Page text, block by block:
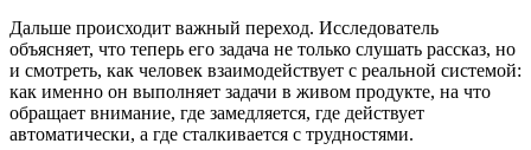
Дальше происходит важный переход. Исследователь
объясняет, что теперь его задача не только слушать рассказ, но
и смотреть, как человек взаимодействует с реальной системой:
как именно он выполняет задачи в живом продукте, на что
обращает внимание, где замедляется, где действует
автоматически, а где сталкивается с трудностями.